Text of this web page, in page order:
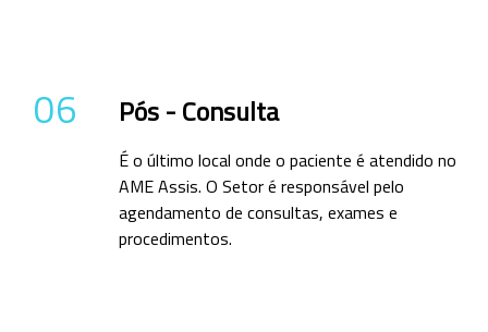
06 Pós - Consulta
É o último local onde o paciente é atendido no
AME Assis. O Setor é responsável pelo
agendamento de consultas, exames e
procedimentos.